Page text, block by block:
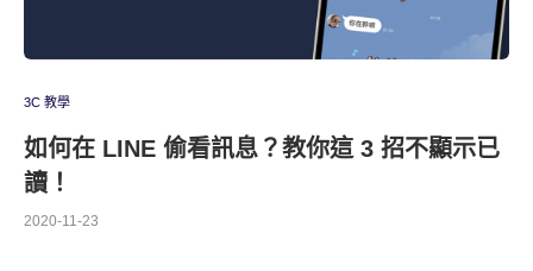
3C 教學
如何在 LINE 偷看訊息？教你這 3 招不顯示已
讀！
2020-11-23